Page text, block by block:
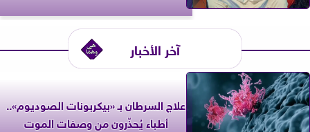
آخر الأخبار
علاج السرطان بـ «بيكربونات الصوديوم»..
أطباء يُحذّرون من وصفات الموت